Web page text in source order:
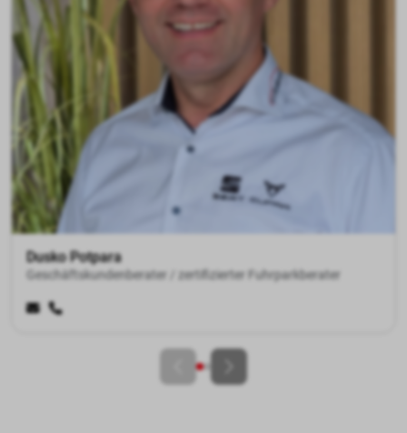
Niklas Paskuda
Azubi Automobilkaufmann